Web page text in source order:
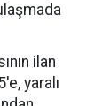
ilan
yaralı